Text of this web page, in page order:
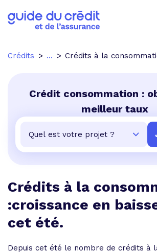
Crédits ... Crédits à la consommation :croissance en
Crédit consommation :
meilleur taux
Crédits à la
:croissance en
cet été.
Depuis cet été le nombre de crédits à